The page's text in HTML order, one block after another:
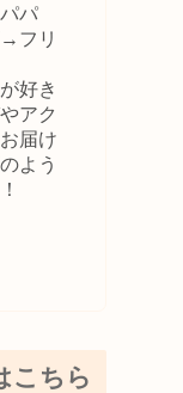
パ
フリ
好き
アク
届け
よう
こちら